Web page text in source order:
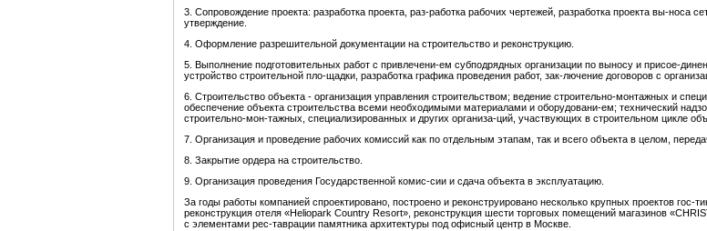
3. Сопровождение проекта: разработка проекта, раз-работка рабочих чертежей, разработка проекта вы-носа
утверждение.
4. Оформление разрешительной документации на строительство и реконструкцию.
5. Выполнение подготовительных работ с привлечени-ем субподрядных организации по выносу и присое-
устройство строительной пло-щадки, разработка графика проведения работ, зак-лючение договоров с
6. Строительство объекта - организация управления строительством; ведение строительно-монтажных и
обеспечение объекта строительства всеми необходимыми материалами и оборудовани-ем; технический
строительно-мон-тажных, специализированных и других организа-ций, участвующих в строительном цикле
7. Организация и проведение рабочих комиссий как по отдельным этапам, так и всего объекта в целом,
8. Закрытие ордера на строительство.
9. Организация проведения Государственной комис-сии и сдача объекта в эксплуатацию.
За годы работы компанией спроектировано, построено и реконструировано несколько крупных проектов гос-
реконструкция отеля «Heliopark Country Resort», реконструкция шести торговых помещений магазинов
с элементами рес-таврации памятника архитектуры под офисный центр в Москве.